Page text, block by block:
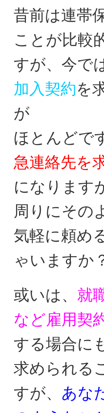
昔前は連帯
ことが比較
すが、今で
加入契約を
が
ほとんどで
急連絡先を
になります
周りにその
気軽に頼め
ゃいますか
或いは、 就
など雇用契
する場合に
求められる
すが、 あな